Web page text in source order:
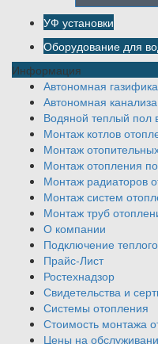
УФ установки
Оборудование для
Информация
Автономная
Автономная
Водяной теплый пол
Монтаж котлов
Монтаж
Монтаж отопления
Монтаж радиаторов
Монтаж систем
Монтаж труб
О компании
Подключение
Прайс-Лист
Ростехнадзор
Свидетельства и
Системы отопления
Стоимость монтажа
Цены на